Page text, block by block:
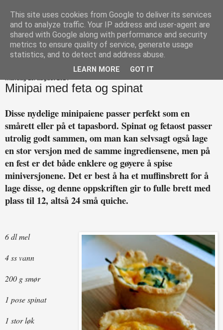
Happytarianer
Minipai med feta og spinat
Disse nydelige minipaiene passer perfekt som en
smårett eller på et tapasbord. Spinat og fetaost passer
utrolig godt sammen, om man kan selvsagt også lage
en stor versjon med de samme ingrediensene, men på
en fest er det både enklere og gøyere å spise
miniversjonene. Det er best å ha et muffinsbrett for å
lage disse, og denne oppskriften gir to fulle brett med
plass til 12, altså 24 små quiche.
6 dl mel
4 ss vann
200 g smør
1 pose spinat
1 stor løk
This site uses cookies from Google to deliver its services
and to analyze traffic. Your IP address and user-agent are
shared with Google along with performance and security
metrics to ensure quality of service, generate usage
statistics, and to detect and address abuse.
LEARN MORE GOT IT